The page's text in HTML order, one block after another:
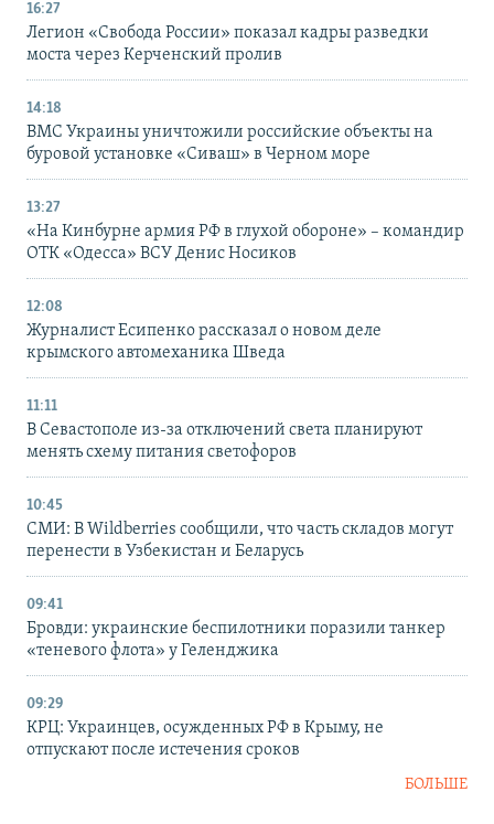
16:27
Легион «Свобода России» показал кадры разведки
моста через Керченский пролив
14:18
ВМС Украины уничтожили российские объекты на
буровой установке «Сиваш» в Черном море
13:27
«На Кинбурне армия РФ в глухой обороне» – командир
ОТК «Одесса» ВСУ Денис Носиков
12:08
Журналист Есипенко рассказал о новом деле
крымского автомеханика Шведа
11:11
В Севастополе из-за отключений света планируют
менять схему питания светофоров
10:45
СМИ: В Wildberries сообщили, что часть складов могут
перенести в Узбекистан и Беларусь
09:41
Бровди: украинские беспилотники поразили танкер
«теневого флота» у Геленджика
09:29
КРЦ: Украинцев, осужденных РФ в Крыму, не
отпускают после истечения сроков
БОЛЬШЕ